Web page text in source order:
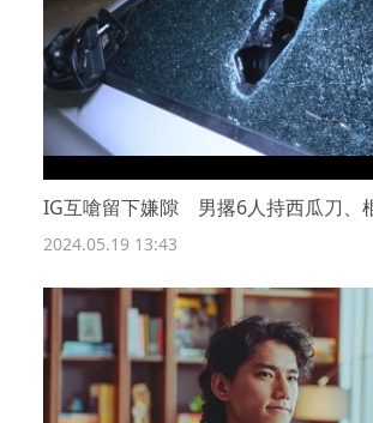
IG互嗆留下嫌隙 男撂6人持西瓜刀、
2024.05.19 13:43